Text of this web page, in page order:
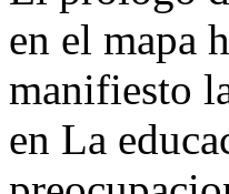
en el mapa
manifiesto
en La